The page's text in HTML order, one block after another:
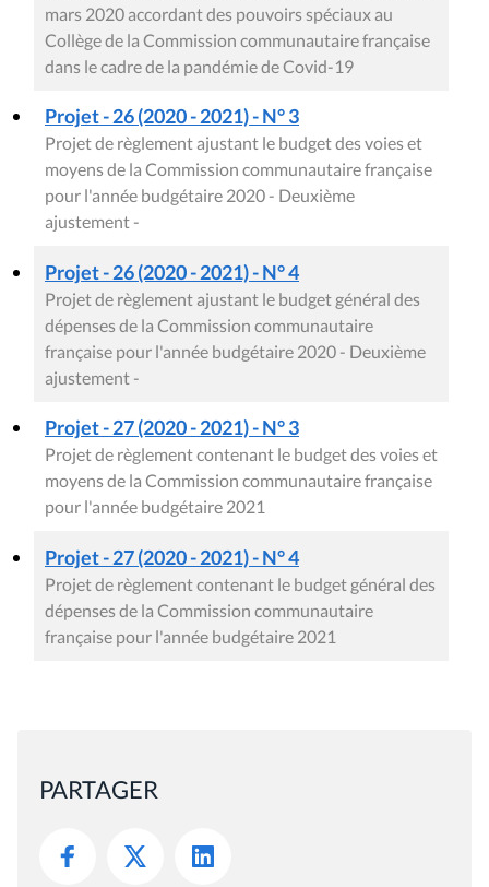
mars 2020 accordant des pouvoirs spéciaux au
Collège de la Commission communautaire française
dans le cadre de la pandémie de Covid-19
Projet - 26 (2020 - 2021) - N° 3
Projet de règlement ajustant le budget des voies et
moyens de la Commission communautaire française
pour l'année budgétaire 2020 - Deuxième
ajustement -
Projet - 26 (2020 - 2021) - N° 4
Projet de règlement ajustant le budget général des
dépenses de la Commission communautaire
française pour l'année budgétaire 2020 - Deuxième
ajustement -
Projet - 27 (2020 - 2021) - N° 3
Projet de règlement contenant le budget des voies et
moyens de la Commission communautaire française
pour l'année budgétaire 2021
Projet - 27 (2020 - 2021) - N° 4
Projet de règlement contenant le budget général des
dépenses de la Commission communautaire
française pour l'année budgétaire 2021
PARTAGER